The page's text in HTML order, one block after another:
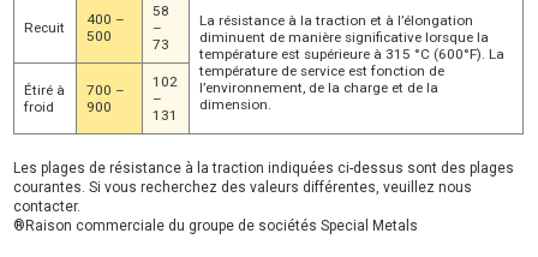
Recuit
400 –
500
58
–
73
La résistance à la traction et à l’élongation
diminuent de manière significative lorsque la
température est supérieure à 315 °C (600°F). La
température de service est fonction de
l’environnement, de la charge et de la
dimension.
Étiré à
froid
700 –
900
102
–
131
Les plages de résistance à la traction indiquées ci-dessus sont des plages
courantes. Si vous recherchez des valeurs différentes, veuillez nous
contacter.
®Raison commerciale du groupe de sociétés Special Metals